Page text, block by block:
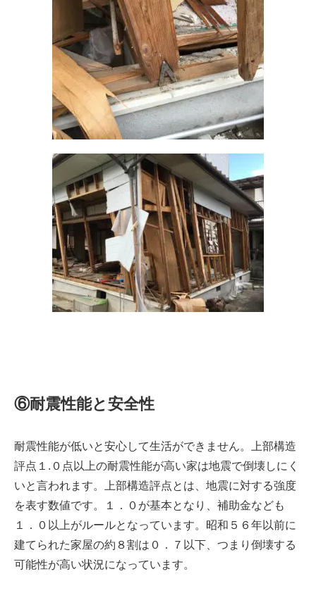
⑥耐震性能と安全性
耐震性能が低いと安心して生活ができません。上部構造
評点１.０点以上の耐震性能が高い家は地震で倒壊しにく
いと言われます。上部構造評点とは、地震に対する強度
を表す数値です。１．０が基本となり、補助金なども
１．０以上がルールとなっています。昭和５６年以前に
建てられた家屋の約８割は０．７以下、つまり倒壊する
可能性が高い状況になっています。